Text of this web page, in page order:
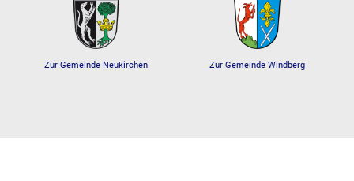
Zur Gemeinde Neukirchen Zur Gemeinde Windberg